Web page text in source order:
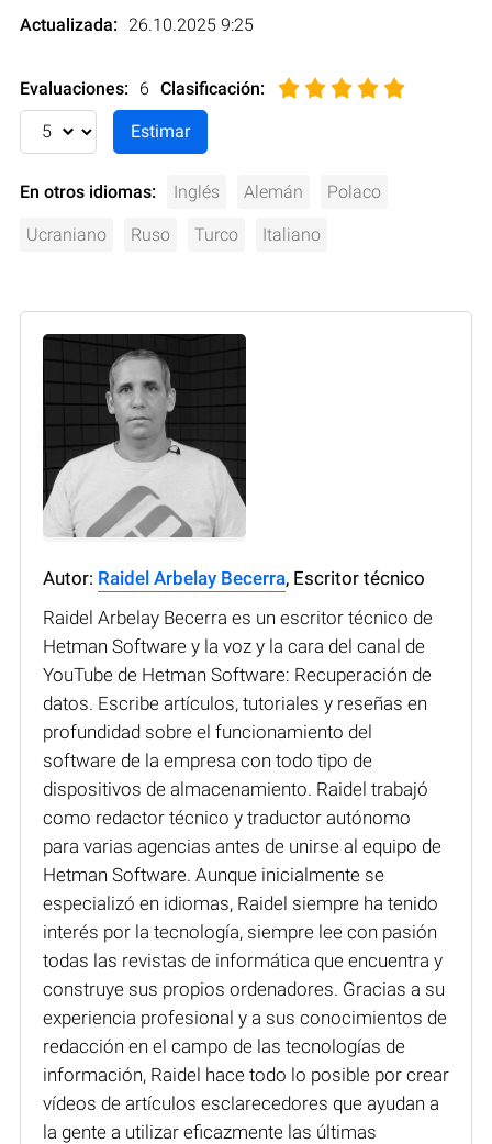
Actualizada: 26.10.2025 9:25
Evaluaciones: 6 Clasificación:
En otros idiomas: Inglés Alemán Polaco
Ucraniano Ruso Turco Italiano
Autor: Raidel Arbelay Becerra, Escritor técnico
Raidel Arbelay Becerra es un escritor técnico de
Hetman Software y la voz y la cara del canal de
YouTube de Hetman Software: Recuperación de
datos. Escribe artículos, tutoriales y reseñas en
profundidad sobre el funcionamiento del
software de la empresa con todo tipo de
dispositivos de almacenamiento. Raidel trabajó
como redactor técnico y traductor autónomo
para varias agencias antes de unirse al equipo de
Hetman Software. Aunque inicialmente se
especializó en idiomas, Raidel siempre ha tenido
interés por la tecnología, siempre lee con pasión
todas las revistas de informática que encuentra y
construye sus propios ordenadores. Gracias a su
experiencia profesional y a sus conocimientos de
redacción en el campo de las tecnologías de
información, Raidel hace todo lo posible por crear
vídeos de artículos esclarecedores que ayudan a
la gente a utilizar eficazmente las últimas